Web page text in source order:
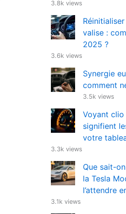
3.8k views
valise :
2025 ?
3.6k views
Synergie
comment
3.5k views
Voyant clio
signifient
votre
3.3k views
Que sait-
la Tesla
l’attendre
3.1k views